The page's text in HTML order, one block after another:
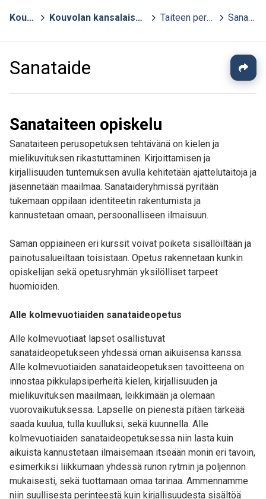
Kouvola Kouvolan kansalaisopisto - aktiivisten opisto Taiteen perusopetus (TPO) Sanataide
Sanataide
Sanataiteen opiskelu
Sanataiteen perusopetuksen tehtävänä on kielen ja
mielikuvituksen rikastuttaminen. Kirjoittamisen ja
kirjallisuuden tuntemuksen avulla kehitetään ajattelutaitoja ja
jäsennetään maailmaa. Sanataideryhmissä pyritään
tukemaan oppilaan identiteetin rakentumista ja
kannustetaan omaan, persoonalliseen ilmaisuun.
Saman oppiaineen eri kurssit voivat poiketa sisällöiltään ja
painotusalueiltaan toisistaan. Opetus rakennetaan kunkin
opiskelijan sekä opetusryhmän yksilölliset tarpeet
huomioiden.
Alle kolmevuotiaiden sanataideopetus
Alle kolmevuotiaat lapset osallistuvat
sanataideopetukseen yhdessä oman aikuisensa kanssa.
Alle kolmevuotiaiden sanataideopetuksen tavoitteena on
innostaa pikkulapsiperheitä kielen, kirjallisuuden ja
mielikuvituksen maailmaan, leikkimään ja olemaan
vuorovaikutuksessa. Lapselle on pienestä pitäen tärkeää
saada kuulua, tulla kuulluksi, sekä kuunnella. Alle
kolmevuotiaiden sanataideopetuksessa niin lasta kuin
aikuista kannustetaan ilmaisemaan itseään monin eri tavoin,
esimerkiksi liikkumaan yhdessä runon rytmin ja poljennon
mukaisesti, sekä tuottamaan omaa tarinaa. Ammennamme
niin suullisesta perinteestä kuin kirjallisuudesta sisältöä